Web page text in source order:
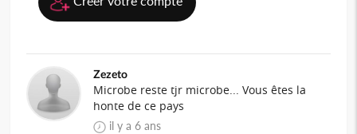
Zezeto
Microbe reste tjr microbe... Vous êtes la
honte de ce pays
il y a 6 ans